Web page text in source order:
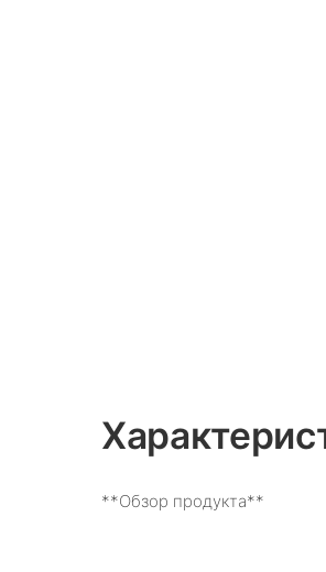
**Обзор продукта**